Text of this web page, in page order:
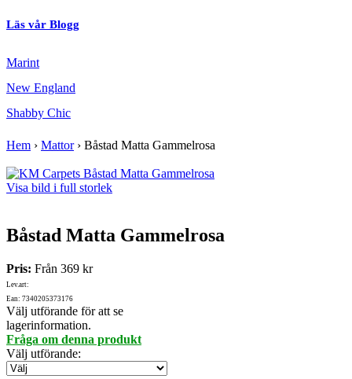
Läs vår Blogg
Marint
New England
Shabby Chic
Hem › Mattor› Båstad Matta Gammelrosa
Visa bild i full storlek
Båstad Matta Gammelrosa
Pris: Från 369 kr
Lev.art:
Ean: 7340205373176
Välj utförande för att se
lagerinformation.
Fråga om denna produkt
Välj utförande: